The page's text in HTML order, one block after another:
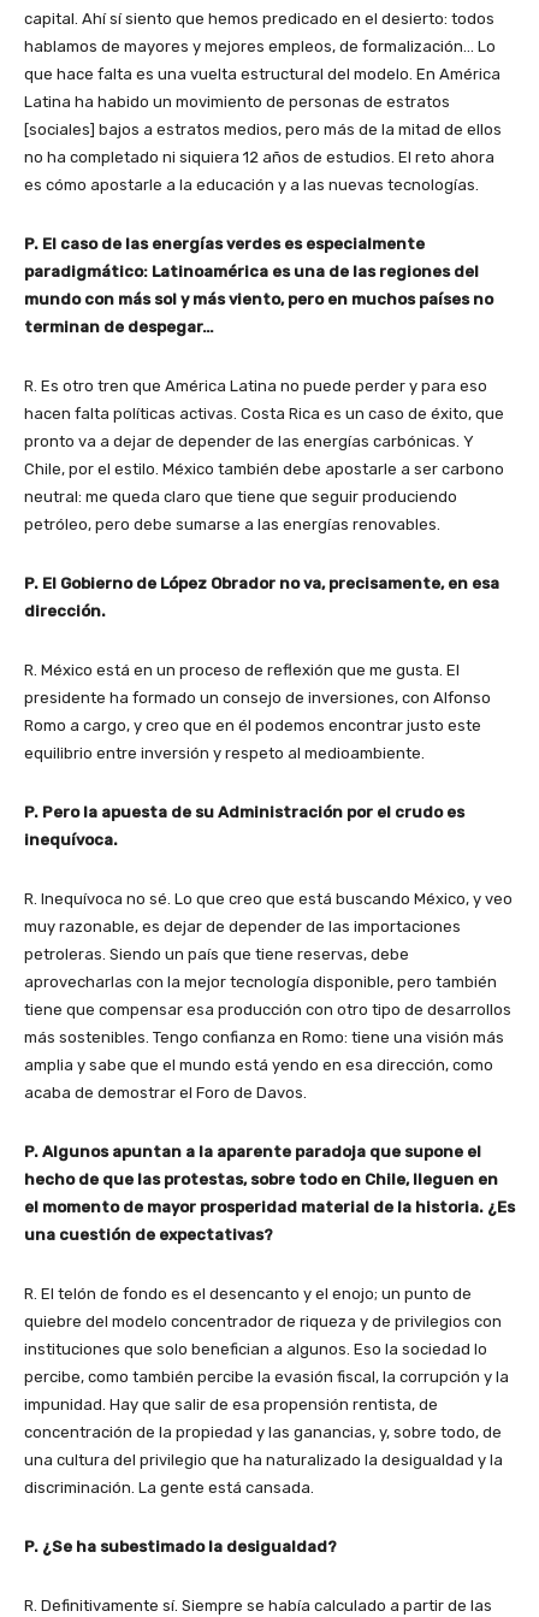
capital. Ahí sí siento que hemos predicado en el desierto: todos
hablamos de mayores y mejores empleos, de formalización… Lo
que hace falta es una vuelta estructural del modelo. En América
Latina ha habido un movimiento de personas de estratos
[sociales] bajos a estratos medios, pero más de la mitad de ellos
no ha completado ni siquiera 12 años de estudios. El reto ahora
es cómo apostarle a la educación y a las nuevas tecnologías.
P. El caso de las energías verdes es especialmente
paradigmático: Latinoamérica es una de las regiones del
mundo con más sol y más viento, pero en muchos países no
terminan de despegar…
R. Es otro tren que América Latina no puede perder y para eso
hacen falta políticas activas. Costa Rica es un caso de éxito, que
pronto va a dejar de depender de las energías carbónicas. Y
Chile, por el estilo. México también debe apostarle a ser carbono
neutral: me queda claro que tiene que seguir produciendo
petróleo, pero debe sumarse a las energías renovables.
P. El Gobierno de López Obrador no va, precisamente, en esa
dirección.
R. México está en un proceso de reflexión que me gusta. El
presidente ha formado un consejo de inversiones, con Alfonso
Romo a cargo, y creo que en él podemos encontrar justo este
equilibrio entre inversión y respeto al medioambiente.
P. Pero la apuesta de su Administración por el crudo es
inequívoca.
R. Inequívoca no sé. Lo que creo que está buscando México, y veo
muy razonable, es dejar de depender de las importaciones
petroleras. Siendo un país que tiene reservas, debe
aprovecharlas con la mejor tecnología disponible, pero también
tiene que compensar esa producción con otro tipo de desarrollos
más sostenibles. Tengo confianza en Romo: tiene una visión más
amplia y sabe que el mundo está yendo en esa dirección, como
acaba de demostrar el Foro de Davos.
P. Algunos apuntan a la aparente paradoja que supone el
hecho de que las protestas, sobre todo en Chile, lleguen en
el momento de mayor prosperidad material de la historia. ¿Es
una cuestión de expectativas?
R. El telón de fondo es el desencanto y el enojo; un punto de
quiebre del modelo concentrador de riqueza y de privilegios con
instituciones que solo benefician a algunos. Eso la sociedad lo
percibe, como también percibe la evasión fiscal, la corrupción y la
impunidad. Hay que salir de esa propensión rentista, de
concentración de la propiedad y las ganancias, y, sobre todo, de
una cultura del privilegio que ha naturalizado la desigualdad y la
discriminación. La gente está cansada.
P. ¿Se ha subestimado la desigualdad?
R. Definitivamente sí. Siempre se había calculado a partir de las